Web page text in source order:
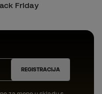
Friday
REGISTRACIJA